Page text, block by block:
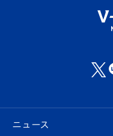
ニュース